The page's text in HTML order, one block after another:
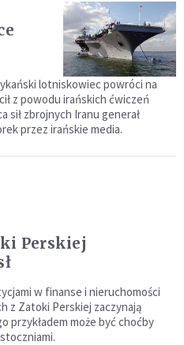
lotniskowiec powróci na
z powodu irańskich ćwiczeń
sił zbrojnych Iranu generał
przez irańskie media.
Perskiej
w finanse i nieruchomości
z Zatoki Perskiej zaczynają
przykładem może być choćby